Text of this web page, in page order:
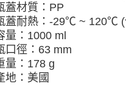
蓋材質：PP
蓋耐熱：-29℃ ~ 120℃ (
量：1000 ml
口徑：63 mm
量：178 g
地：美國